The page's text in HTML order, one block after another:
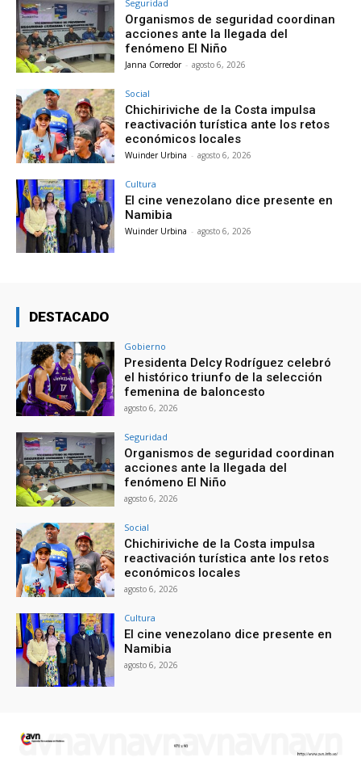
Seguridad
Organismos de seguridad coordinan
acciones ante la llegada del
fenómeno El Niño
Janna Corredor - agosto 6, 2026
Social
Chichiriviche de la Costa impulsa
reactivación turística ante los retos
económicos locales
Wuinder Urbina - agosto 6, 2026
Cultura
El cine venezolano dice presente en
Namibia
Wuinder Urbina - agosto 6, 2026
DESTACADO
Gobierno
Presidenta Delcy Rodríguez celebró
el histórico triunfo de la selección
femenina de baloncesto
agosto 6, 2026
Seguridad
Organismos de seguridad coordinan
acciones ante la llegada del
fenómeno El Niño
agosto 6, 2026
Social
Chichiriviche de la Costa impulsa
reactivación turística ante los retos
económicos locales
agosto 6, 2026
Cultura
El cine venezolano dice presente en
Namibia
agosto 6, 2026